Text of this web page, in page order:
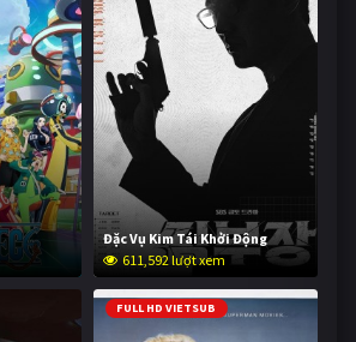
Đặc Vụ Kim Tái Khởi Động
611,592 lượt xem
FULL HD VIETSUB